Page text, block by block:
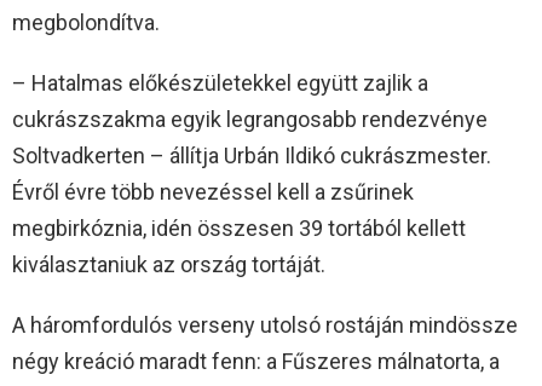
megbolondítva.
– Hatalmas előkészületekkel együtt zajlik a
cukrászszakma egyik legrangosabb rendezvénye
Soltvadkerten – állítja Urbán Ildikó cukrászmester.
Évről évre több nevezéssel kell a zsűrinek
megbirkóznia, idén összesen 39 tortából kellett
kiválasztaniuk az ország tortáját.
A háromfordulós verseny utolsó rostáján mindössze
négy kreáció maradt fenn: a Fűszeres málnatorta, a